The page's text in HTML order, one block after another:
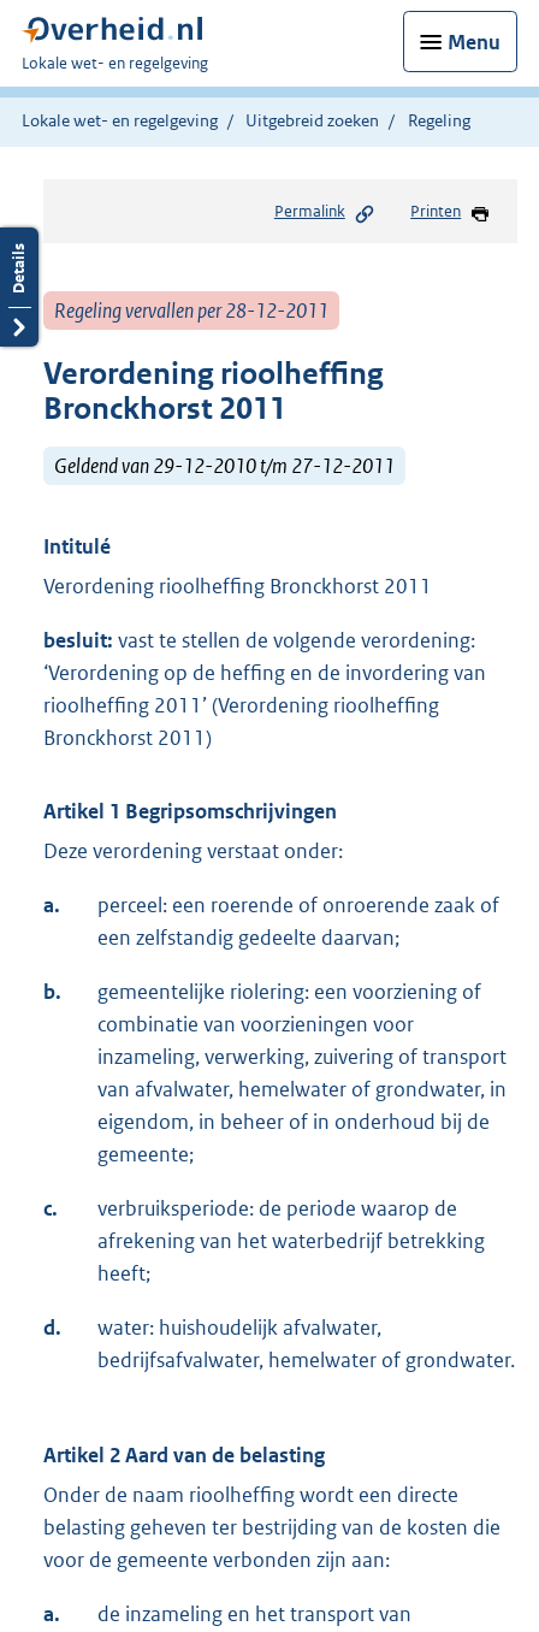
Menu
U
bent
hier:
Lokale wet- en regelgeving
Lokale wet- en regelgeving Uitgebreid zoeken Regeling
Permalink Printen
Regeling vervallen per 28-12-2011
Verordening rioolheffing
Bronckhorst 2011
Geldend van 29-12-2010 t/m 27-12-2011
Intitulé
Verordening rioolheffing Bronckhorst 2011
besluit: vast te stellen de volgende verordening:
‘Verordening op de heffing en de invordering van
rioolheffing 2011’ (Verordening rioolheffing
Bronckhorst 2011)
Artikel 1 Begripsomschrijvingen
Deze verordening verstaat onder:
a.
perceel: een roerende of onroerende zaak of
een zelfstandig gedeelte daarvan;
b.
gemeentelijke riolering: een voorziening of
combinatie van voorzieningen voor
inzameling, verwerking, zuivering of transport
van afvalwater, hemelwater of grondwater, in
eigendom, in beheer of in onderhoud bij de
gemeente;
c.
verbruiksperiode: de periode waarop de
afrekening van het waterbedrijf betrekking
heeft;
d.
water: huishoudelijk afvalwater,
bedrijfsafvalwater, hemelwater of grondwater.
Artikel 2 Aard van de belasting
Onder de naam rioolheffing wordt een directe
belasting geheven ter bestrijding van de kosten die
voor de gemeente verbonden zijn aan:
a.
de inzameling en het transport van